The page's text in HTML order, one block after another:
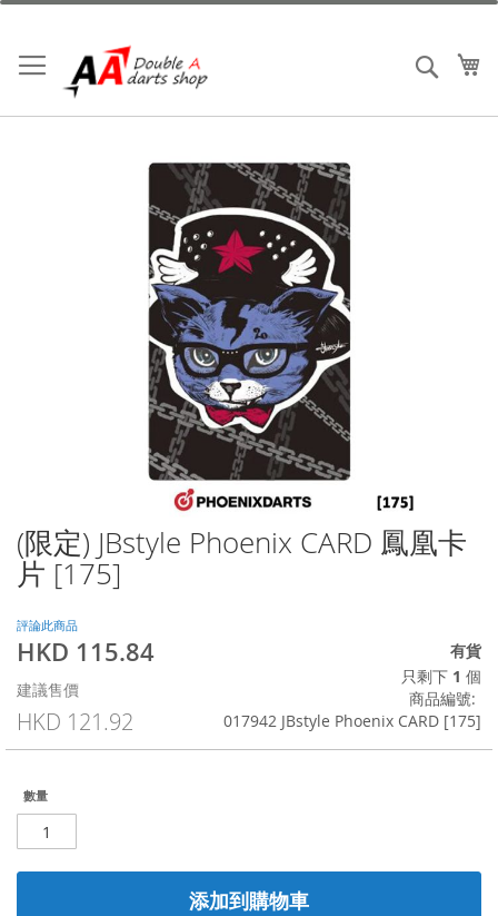
跳
內
容
搜索
(限定) JBstyle Phoenix CARD 鳳凰卡
片 [175]
評論此商品
特
價
格
HKD 115.84
建議售價
HKD 121.92
有貨
只剩下 1 個
商品編號
017942 JBstyle Phoenix CARD [175]
數量
添加到購物車
Skip
to
the
of
the
gallery